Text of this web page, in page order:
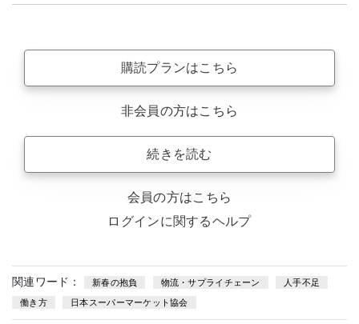
購読プランはこちら
非会員の方はこちら
続きを読む
会員の方はこちら
ログインに関するヘルプ
関連ワード： 新春の抱負 物流・サプライチェーン 人手不足
働き方 日本スーパーマーケット協会